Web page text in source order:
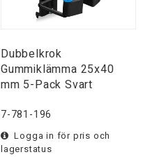
Dubbelkrok
Gummiklämma 25x40
mm 5-Pack Svart
7-781-196
Logga in för pris och
lagerstatus